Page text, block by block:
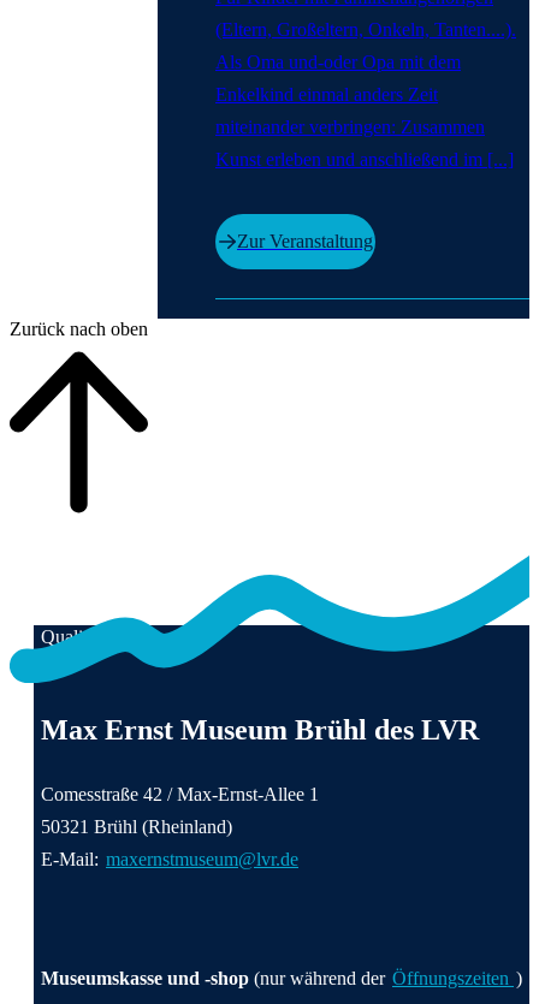
(Eltern, Großeltern, Onkeln, Tanten....).
Als Oma und-oder Opa mit dem
Enkelkind einmal anders Zeit
miteinander verbringen: Zusammen
Kunst erleben und anschließend im [...]
Zur Veranstaltung
Zurück nach oben
Qualität für Menschen
Max Ernst Museum Brühl des LVR
Comesstraße 42 / Max-Ernst-Allee 1
50321 Brühl (Rheinland)
E-Mail: maxernstmuseum@lvr.de
Museumskasse und -shop (nur während der Öffnungszeiten )